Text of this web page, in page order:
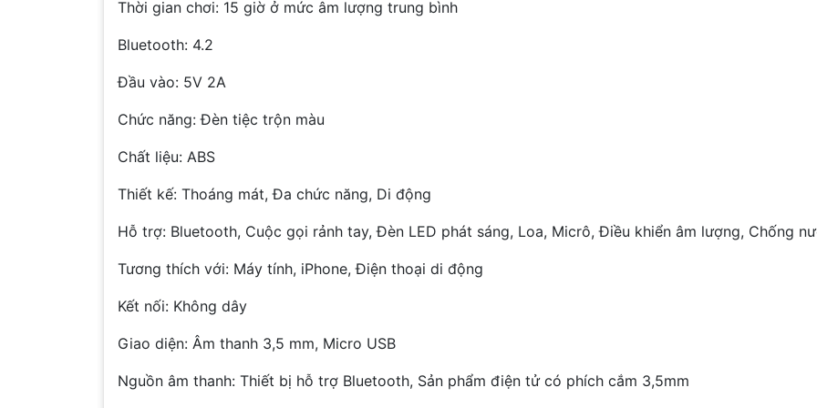
Thời gian chơi: 15 giờ ở mức âm lượng trung bình
Bluetooth: 4.2
Đầu vào: 5V 2A
Chức năng: Đèn tiệc trộn màu
Chất liệu: ABS
Thiết kế: Thoáng mát, Đa chức năng, Di động
Hỗ trợ: Bluetooth, Cuộc gọi rảnh tay, Đèn LED phát sáng, Loa, Micrô, Điều khiển âm lượng, Chống
Tương thích với: Máy tính, iPhone, Điện thoại di động
Kết nối: Không dây
Giao diện: Âm thanh 3,5 mm, Micro USB
Nguồn âm thanh: Thiết bị hỗ trợ Bluetooth, Sản phẩm điện tử có phích cắm 3,5mm